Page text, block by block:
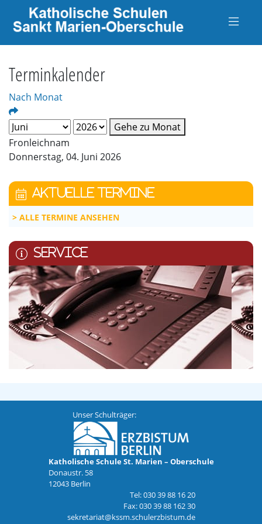
Terminkalender
Nach Monat
Gehe zu Monat
Fronleichnam
Donnerstag, 04. Juni 2026
AKTUELLE TERMINE
ALLE TERMINE ANSEHEN
SERVICE
Unser Schulträger:
Katholische Schule St. Marien – Oberschule
Donaustr. 58
12043 Berlin
Tel: 030 39 88 16 20
Fax: 030 39 88 162 30
sekretariat@kssm.schulerzbistum.de